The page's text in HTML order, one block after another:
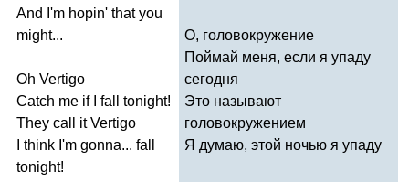
And I'm hopin' that you
might...
Oh Vertigo
Catch me if fall tonight!
They call it Vertigo
think I'm gonna... fall
tonight!
О, головокружение
Поймай меня, если я упаду
сегодня
Это называют
головокружением
Я думаю, этой ночью я упаду